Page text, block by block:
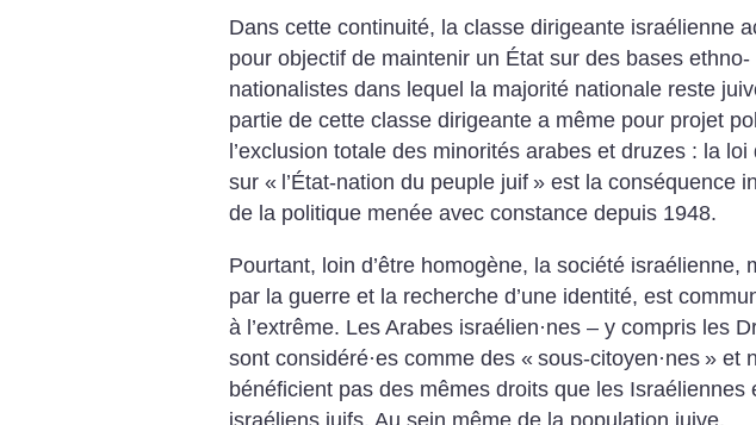
Dans cette continuité, la classe dirigeante israélienne
pour objectif de maintenir un État sur des bases ethno-
nationalistes dans lequel la majorité nationale reste
partie de cette classe dirigeante a même pour projet
l’exclusion totale des minorités arabes et druzes : la loi
sur « l’État-nation du peuple juif » est la conséquence
de la politique menée avec constance depuis 1948.
Pourtant, loin d’être homogène, la société israélienne,
par la guerre et la recherche d’une identité, est
à l’extrême. Les Arabes israélien·nes – y compris les
sont considéré·es comme des « sous-citoyen·nes » et
bénéficient pas des mêmes droits que les Israéliennes
israéliens juifs. Au sein même de la population juive,